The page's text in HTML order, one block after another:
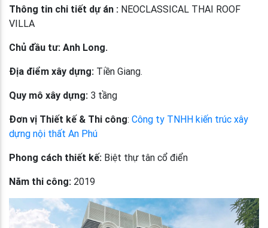
Thông tin chi tiết dự án : NEOCLASSICAL THAI ROOF
VILLA
Chủ đầu tư: Anh Long.
Địa điểm xây dựng: Tiền Giang.
Quy mô xây dựng: 3 tầng
Đơn vị Thiết kế & Thi công: Công ty TNHH kiến trúc xây
dựng nội thất An Phú
Phong cách thiết kế: Biệt thự tân cổ điển
Năm thi công: 2019